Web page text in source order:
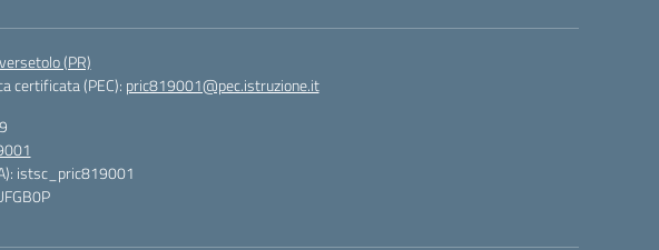
(PR)
certificata (PEC): pric819001@pec.istruzione.it
istsc_pric819001